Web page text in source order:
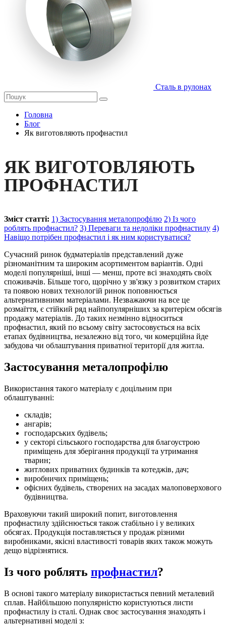
Сталь в рулонах
Головна
Блог
Як виготовляють профнастил
ЯК ВИГОТОВЛЯЮТЬ
ПРОФНАСТИЛ
Зміст статті: 1) Застосування металопрофілю 2) Із чого
роблять профнастил? 3) Переваги та недоліки профнастилу 4)
Навіщо потрібен профнастил і як ним користуватися?
Сучасний ринок будматеріалів представлений дуже
різноманітним та широким асортиментом варіантів. Одні
моделі популярніші, інші — менш, проте всі знаходять своїх
споживачів. Більше того, щорічно у зв'язку з розвитком старих
та появою нових технологій ринок поповнюється
альтернативними матеріалами. Незважаючи на все це
розмаїття, є стійкий ряд найпопулярніших за критерієм обсягів
продажу матеріалів. До таких незмінно відноситься
профнастил, який по всьому світу застосовується на всіх
етапах будівництва, незалежно від того, чи комерційна йде
забудова чи облаштування приватної території для житла.
Застосування металопрофілю
Використання такого матеріалу є доцільним при
облаштуванні:
складів;
ангарів;
господарських будівель;
у секторі сільського господарства для благоустрою
приміщень для зберігання продукції та утримання
тварин;
житлових приватних будинків та котеджів, дач;
виробничих приміщень;
офісних будівель, створених на засадах малоповерхового
будівництва.
Враховуючи такий широкий попит, виготовлення
профнастилу здійснюється також стабільно і у великих
обсягах. Продукція поставляється у продаж різними
виробниками, якісні властивості товарів яких також можуть
дещо відрізнятися.
Із чого роблять профнастил?
В основі такого матеріалу використається певний металевий
сплав. Найбільшою популярністю користуються листи
профнастилу із сталі. Однак своє застосування знаходять і
альтернативні моделі з: